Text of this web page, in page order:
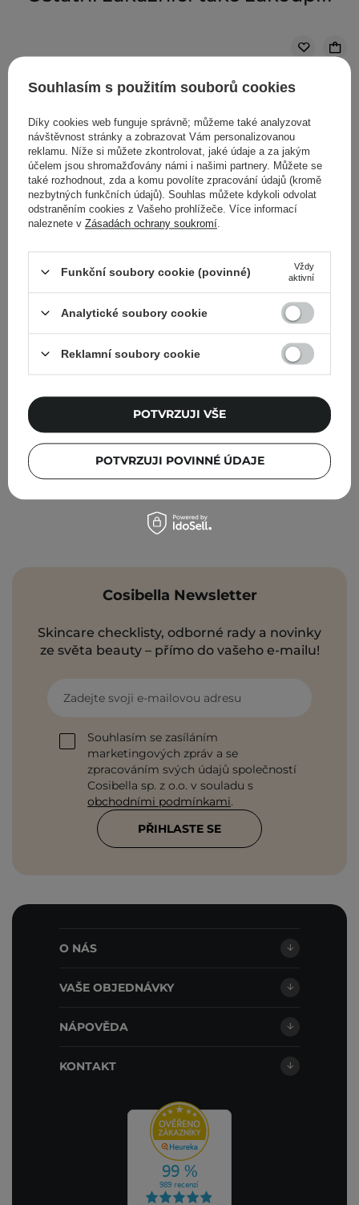
Skincyclopedia - Cream-Serum Anti Blemish SPF 30 -
Krémové sérum proti vráskám s ochranou proti
Cosibella Newsletter
Skincare checklisty, odborné rady a novinky
ze světa beauty – přímo do vašeho e-mailu!
Zadejte svoji e-mailovou adresu
Souhlasím se zasíláním
marketingových zpráv a se
zpracováním svých údajů společností
Cosibella sp. z o.o. v souladu s
obchodními podmínkami.
PŘIHLASTE SE
O NÁS
VAŠE OBJEDNÁVKY
NÁPOVĚDA
KONTAKT
Souhlasím s použitím souborů cookies
Díky cookies web funguje správně; můžeme také analyzovat
návštěvnost stránky a zobrazovat Vám personalizovanou
reklamu. Níže si můžete zkontrolovat, jaké údaje a za jakým
účelem jsou shromažďovány námi i našimi partnery. Můžete se
také rozhodnout, zda a komu povolíte zpracování údajů (kromě
nezbytných funkčních údajů). Souhlas můžete kdykoli odvolat
odstraněním cookies z Vašeho prohlížeče. Více informací
naleznete v Zásadách ochrany soukromí
Funkční soubory cookie (povinné)
Vždy
aktivní
Analytické soubory cookie
Reklamní soubory cookie
POTVRZUJI POVINNÉ ÚDAJE
POTVRZUJI VŠE